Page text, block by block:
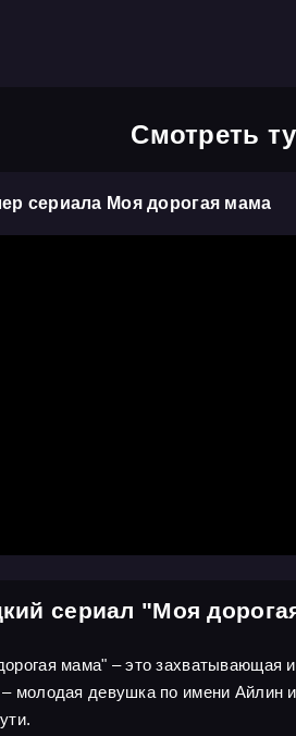
Смотреть
сериала Моя дорогая мама
сериал "Моя
мама" – это
– молодая девушка по имени